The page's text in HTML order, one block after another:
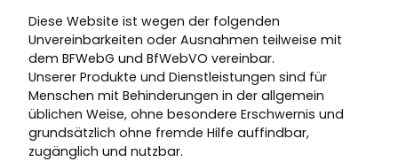
Diese Website ist wegen der folgenden
Unvereinbarkeiten oder Ausnahmen teilweise mit
dem BFWebG und BfWebVO vereinbar.
Unserer Produkte und Dienstleistungen sind für
Menschen mit Behinderungen in der allgemein
üblichen Weise, ohne besondere Erschwernis und
grundsätzlich ohne fremde Hilfe auffindbar,
zugänglich und nutzbar.